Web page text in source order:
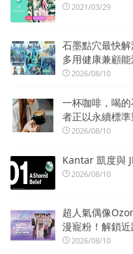
2021/03/29
石墨點穴最快
多用健康兼顧
2026/08/10
一杯咖啡，喝
者正以永續標
2026/08/10
Kantar 凱度與
2026/08/10
超人氣偶像
漫寵粉！解鎖近
2026/08/10